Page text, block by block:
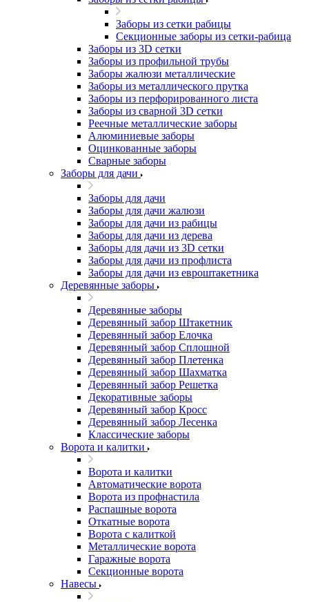
Заборы из сетки рабицы
Секционные заборы из сетки-рабица
Заборы из 3D сетки
Заборы из профильной трубы
Заборы жалюзи металлические
Заборы из металлического прутка
Заборы из перфорированного листа
Заборы из сварной 3D сетки
Реечные металлические заборы
Алюминиевые заборы
Оцинкованные заборы
Сварные заборы
Заборы для дачи
Заборы для дачи
Заборы для дачи жалюзи
Заборы для дачи из рабицы
Заборы для дачи из дерева
Заборы для дачи из 3D сетки
Заборы для дачи из профлиста
Заборы для дачи из евроштакетника
Деревянные заборы
Деревянные заборы
Деревянный забор Штакетник
Деревянный забор Елочка
Деревянный забор Сплошной
Деревянный забор Плетенка
Деревянный забор Шахматка
Деревянный забор Решетка
Декоративные заборы
Деревянный забор Кросс
Деревянный забор Лесенка
Классические заборы
Ворота и калитки
Ворота и калитки
Автоматические ворота
Ворота из профнастила
Распашные ворота
Откатные ворота
Ворота с калиткой
Металлические ворота
Гаражные ворота
Секционные ворота
Навесы